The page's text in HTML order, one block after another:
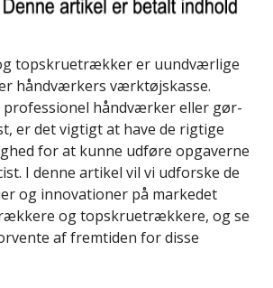
topskruetrækker er uundværlige
håndværkers værktøjskasse.
professionel håndværker eller gør-
er det vigtigt at have de rigtige
for at kunne udføre opgaverne
I denne artikel vil vi udforske de
og innovationer på markedet
og topskruetrækkere, og se
af fremtiden for disse